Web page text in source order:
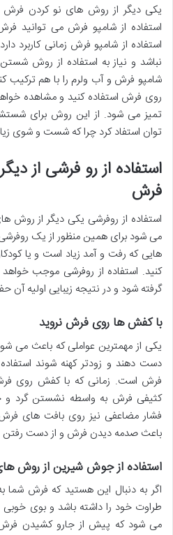
یکی دیگر از روش های نو کردن فرش
استفاده از شامپو فرش می توانید
استفاده از شامپو فرش زمانی کاربرد
نباشد و نیاز به استفاده از روش
شامپو فرش و آب ولرم را با هم ترکیب
روی فرش استفاده کنید و مشاهده
تمیز می شود. از این روش برای
توان استفاد کرد چرا که شست و شوی
استفاده از رو فرشی از
فرش
استفاده از روفرشی یکی دیگر از
می شود برای همین منظور از یک
هایی که رفت و آمد زیاد است و یا
کنید. استفاده از روفرشی موجب
گرفته شود و در نتیجه زیبایی اولیه
با کفش ها روی فرش نروید
یکی از مهمترین عواملی که باعث می
دست دهند و زودتر کهنه شوند
فرش است. زمانی که با کفش روی
کثیفی فرش به واسطه نشستن گرد و
فشار مضاعفی نیز روی بافت های
باعث صدمه دیدن فرش و از دست رفتن
استفاده از جوش شیرین از روش
اگر به دنبال این هستید که فرش شما
طراوت خود را داشته باشد و بوی خوبی
می شود که پیش از جارو کشیدن